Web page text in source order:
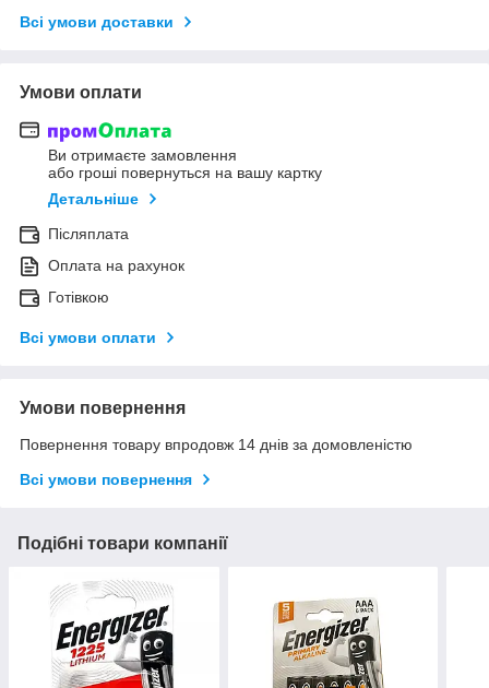
Всі умови доставки
Умови оплати
Ви отримаєте замовлення
або гроші повернуться на вашу картку
Детальніше
Післяплата
Оплата на рахунок
Готівкою
Всі умови оплати
Умови повернення
Повернення товару впродовж 14 днів за домовленістю
Всі умови повернення
Подібні товари компанії